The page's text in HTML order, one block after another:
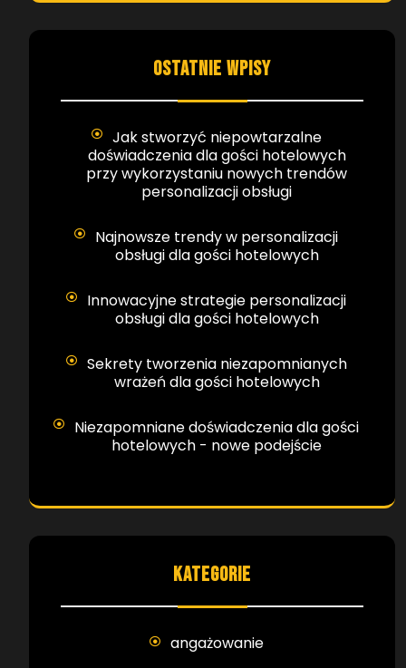
OSTATNIE WPISY
Jak stworzyć niepowtarzalne
doświadczenia dla gości hotelowych
przy wykorzystaniu nowych trendów
personalizacji obsługi
Najnowsze trendy w personalizacji
obsługi dla gości hotelowych
Innowacyjne strategie personalizacji
obsługi dla gości hotelowych
Sekrety tworzenia niezapomnianych
wrażeń dla gości hotelowych
Niezapomniane doświadczenia dla gości
hotelowych - nowe podejście
KATEGORIE
angażowanie